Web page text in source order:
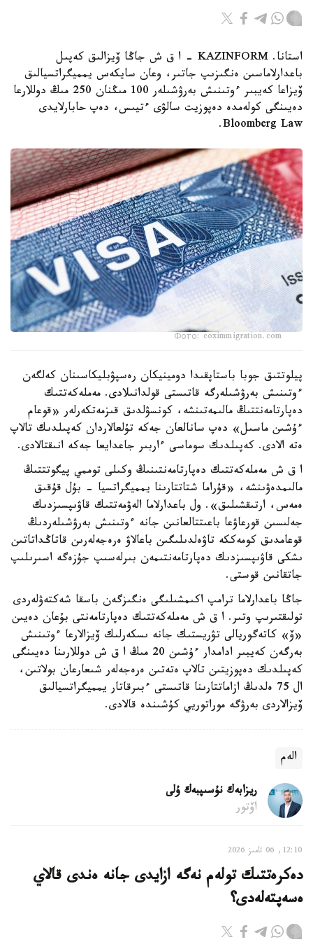
استانا. KAZINFORM – ا ق ش جاڭا ۆيزالىق كەپىل
باعدارلاماسىن ەنگىزىپ جاتىر، وعان سايكەس يمميگراتسيالىق
ۆيزاعا كەيبىر ءوتىنىش بەرۋشىلەر 100 مىڭنان 250 مىڭ دوللارعا
دەيىنگى كولەمدە دەپوزيت سالۋى ءتيىس، دەپ حابارلايدى
Bloomberg Law.
Фото: coximmigration.com
پيلوتتىق جوبا باستاپقىدا دومينيكان رەسپۋبليكاسىنان كەلگەن
ءوتىنىش بەرۋشىلەرگە قاتىستى قولدانىلادى. مەملەكەتتىك
دەپارتامەنتتىڭ مالىمەتىنشە، كونسۋلدىق قىزمەتكەرلەر «قوعام
ءۇشىن ماسىل» دەپ سانالعان جەكە تۇلعالاردان كەپىلدىك تالاپ
ەتە الادى. كەپىلدىك سوماسى ءاربىر جاعدايعا جەكە انىقتالادى.
ا ق ش مەملەكەتتىك دەپارتامەنتىنىڭ وكىلى توممي پيگوتتتىڭ
مالىمدەۋىنشە، «قۇراما شتاتتارىنا يمميگراتسيا - بۇل قۇقىق
ەمەس، ارتىقشىلىق». ول باعدارلاما الەۋمەتتىك قاۋىپسىزدىك
جەلىسىن قورعاۋعا باعىتتالعانىن جانە ءوتىنىش بەرۋشىلەردىڭ
قوعامدىق كومەككە تاۋەلدىلىگىن باعالاۋ ەرەجەلەرىن قاتاڭداتاتىن
ىشكى قاۋىپسىزدىك دەپارتامەنتىمەن بىرلەسىپ جۇزەگە اسىرىلىپ
جاتقانىن قوستى.
جاڭا باعدارلاما ترامپ اكىمشىلىگى ەنگىزگەن باسقا شەكتەۋلەردى
تولىقتىرىپ وتىر. ا ق ش مەملەكەتتىك دەپارتامەنتى بۇعان دەيىن
«ۆ» كاتەگوريالى تۋريستىك جانە ىسكەرلىك ۆيزالارعا ءوتىنىش
بەرگەن كەيبىر ادامدار ءۇشىن 20 مىڭ ا ق ش دوللارىنا دەيىنگى
كەپىلدىك دەپوزيتىن تالاپ ەتەتىن ەرەجەلەر شىعارعان بولاتىن،
ال 75 ەلدىڭ ازاماتتارىنا قاتىستى ءبىرقاتار يمميگراتسيالىق
ۆيزالاردى بەرۋگە موراتوريي كۇشىندە قالادى.
الەم
ريزابەك نۇسىپبەك ۇلى
اۆتور
12:10, 06 تامىز 2026
دەكرەتتىك تولەم نەگە ازايدى جانە ەندى قالاي
ەسەپتەلەدى؟